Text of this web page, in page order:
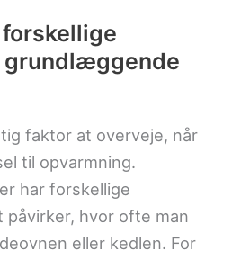
faktor at overveje, når
til opvarmning.
har forskellige
hvor ofte man
eller kedlen. For